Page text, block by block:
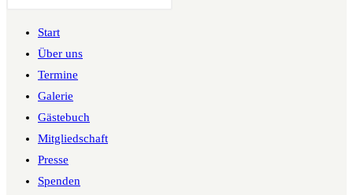
Start
Über uns
Termine
Galerie
Gästebuch
Mitgliedschaft
Presse
Spenden